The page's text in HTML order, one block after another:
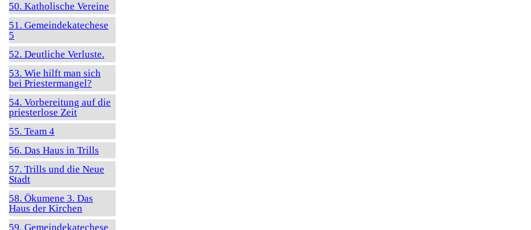
50. Katholische Vereine
51. Gemeindekatechese
5
52. Deutliche Verluste.
53. Wie hilft man sich
bei Priestermangel?
54. Vorbereitung auf die
priesterlose Zeit
55. Team 4
56. Das Haus in Trills
57. Trills und die Neue
Stadt
58. Ökumene 3. Das
Haus der Kirchen
59. Gemeindekatechese